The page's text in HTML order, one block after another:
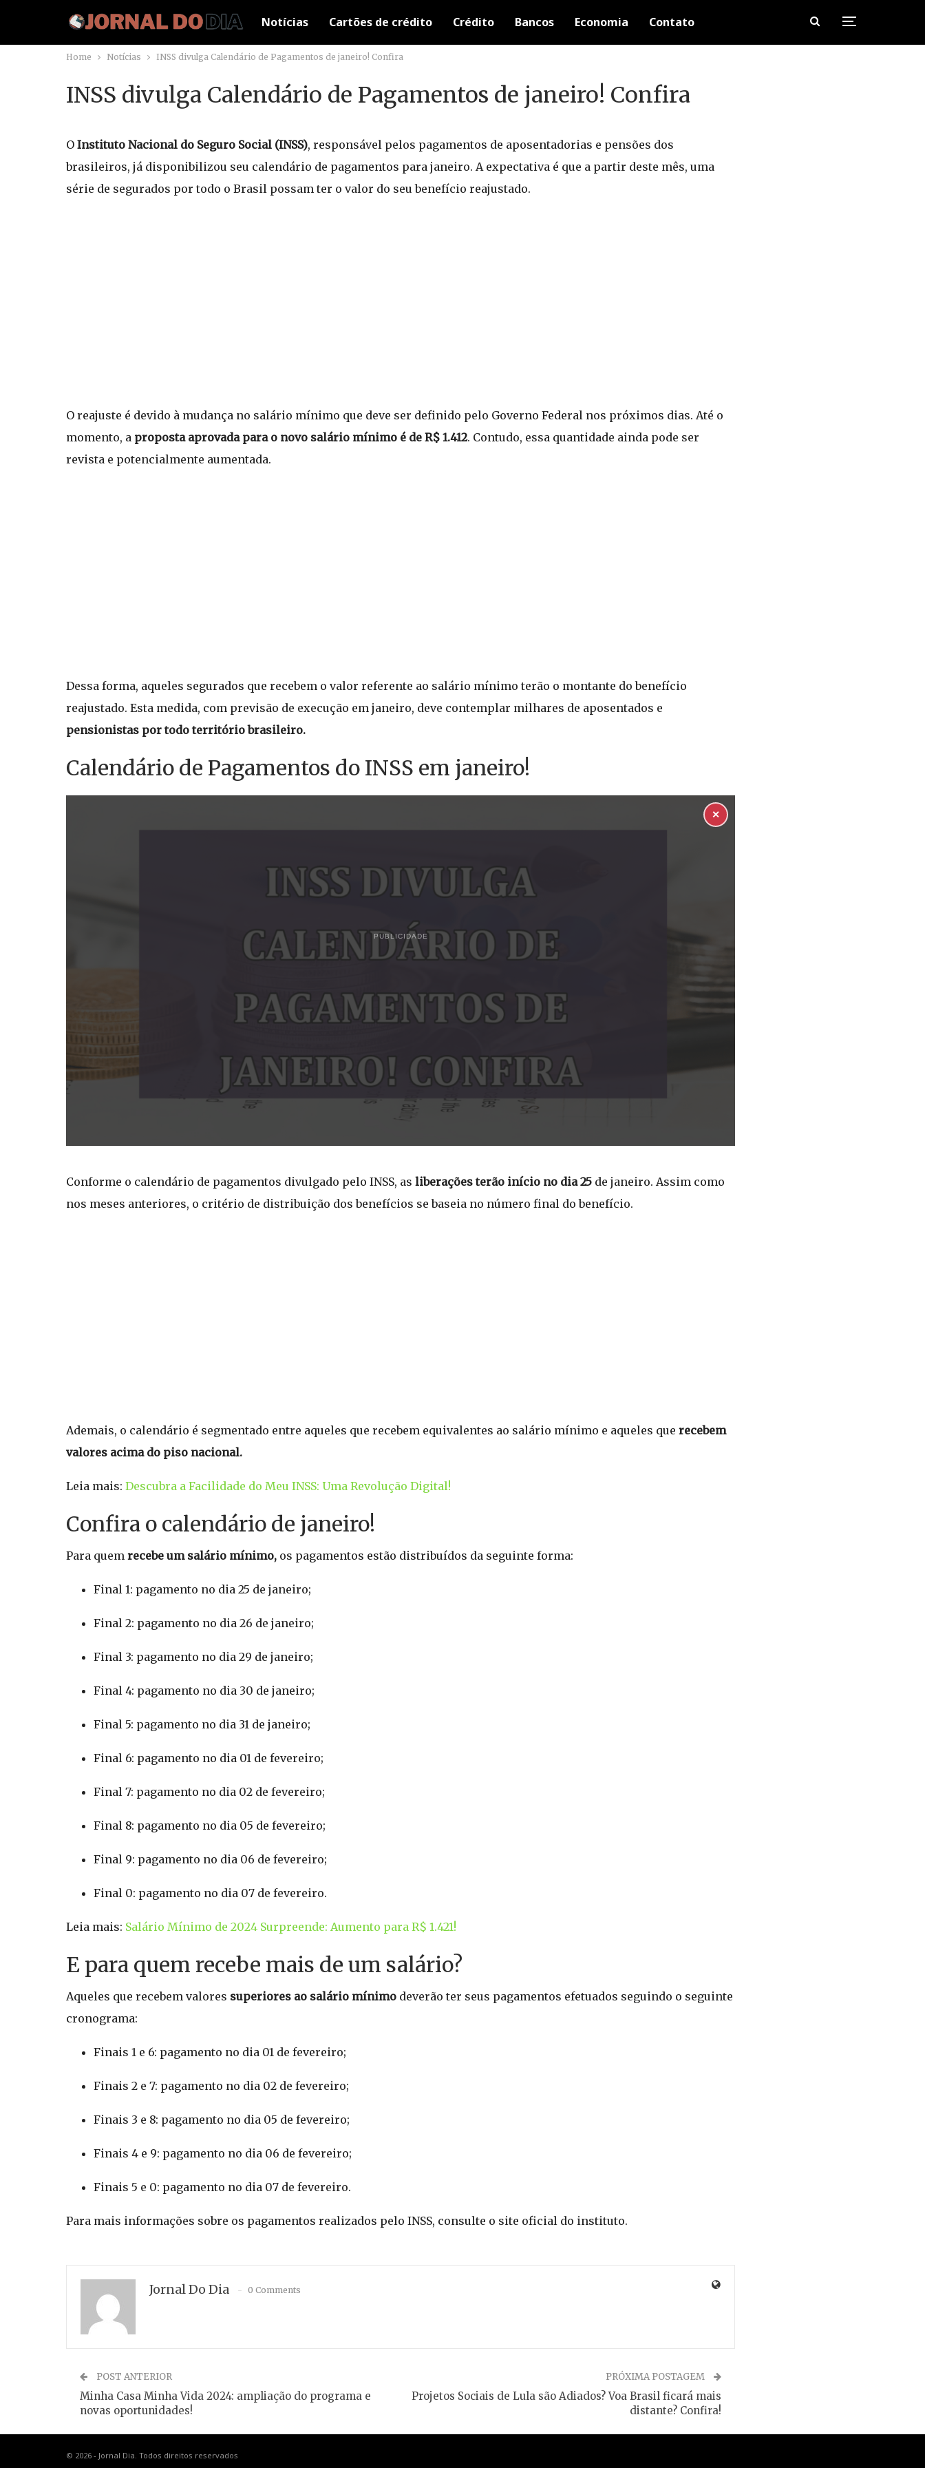
Notícias Cartões de crédito Crédito Bancos Economia Contato
Home Notícias INSS divulga Calendário de Pagamentos de janeiro! Confira
INSS divulga Calendário de Pagamentos de janeiro! Confira
O Instituto Nacional do Seguro Social (INSS), responsável pelos pagamentos de aposentadorias e pensões dos
brasileiros, já disponibilizou seu calendário de pagamentos para janeiro. A expectativa é que a partir deste mês, uma
série de segurados por todo o Brasil possam ter o valor do seu benefício reajustado.
O reajuste é devido à mudança no salário mínimo que deve ser definido pelo Governo Federal nos próximos dias. Até o
momento, a proposta aprovada para o novo salário mínimo é de R$ 1.412. Contudo, essa quantidade ainda pode ser
revista e potencialmente aumentada.
Dessa forma, aqueles segurados que recebem o valor referente ao salário mínimo terão o montante do benefício
reajustado. Esta medida, com previsão de execução em janeiro, deve contemplar milhares de aposentados e
pensionistas por todo território brasileiro.
Calendário de Pagamentos do INSS em janeiro!
PUBLICIDADE
✕
Conforme o calendário de pagamentos divulgado pelo INSS, as liberações terão início no dia 25 de janeiro. Assim como
nos meses anteriores, o critério de distribuição dos benefícios se baseia no número final do benefício.
Ademais, o calendário é segmentado entre aqueles que recebem equivalentes ao salário mínimo e aqueles que recebem
valores acima do piso nacional.
Leia mais: Descubra a Facilidade do Meu INSS: Uma Revolução Digital!
Confira o calendário de janeiro!
Para quem recebe um salário mínimo, os pagamentos estão distribuídos da seguinte forma:
Final 1: pagamento no dia 25 de janeiro;
Final 2: pagamento no dia 26 de janeiro;
Final 3: pagamento no dia 29 de janeiro;
Final 4: pagamento no dia 30 de janeiro;
Final 5: pagamento no dia 31 de janeiro;
Final 6: pagamento no dia 01 de fevereiro;
Final 7: pagamento no dia 02 de fevereiro;
Final 8: pagamento no dia 05 de fevereiro;
Final 9: pagamento no dia 06 de fevereiro;
Final 0: pagamento no dia 07 de fevereiro.
Leia mais: Salário Mínimo de 2024 Surpreende: Aumento para R$ 1.421!
E para quem recebe mais de um salário?
Aqueles que recebem valores superiores ao salário mínimo deverão ter seus pagamentos efetuados seguindo o seguinte
cronograma:
Finais 1 e 6: pagamento no dia 01 de fevereiro;
Finais 2 e 7: pagamento no dia 02 de fevereiro;
Finais 3 e 8: pagamento no dia 05 de fevereiro;
Finais 4 e 9: pagamento no dia 06 de fevereiro;
Finais 5 e 0: pagamento no dia 07 de fevereiro.
Para mais informações sobre os pagamentos realizados pelo INSS, consulte o site oficial do instituto.
Jornal Do Dia 0 Comments
POST ANTERIOR
Minha Casa Minha Vida 2024: ampliação do programa e
novas oportunidades!
PRÓXIMA POSTAGEM
Projetos Sociais de Lula são Adiados? Voa Brasil ficará mais
distante? Confira!
© 2026 - Jornal Dia. Todos direitos reservados